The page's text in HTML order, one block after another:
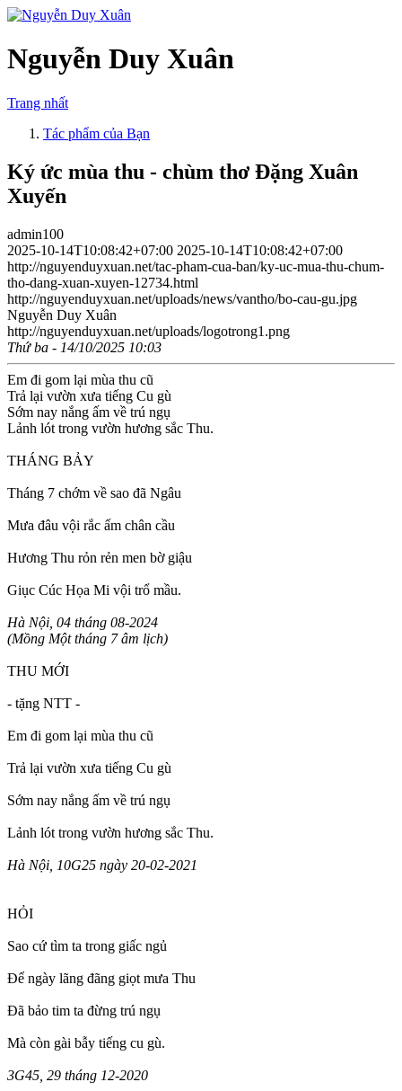
Nguyễn Duy Xuân
Trang nhất
Tác phẩm của Bạn
Ký ức mùa thu - chùm thơ Đặng Xuân
Xuyến
admin100
2025-10-14T10:08:42+07:00 2025-10-14T10:08:42+07:00
http://nguyenduyxuan.net/tac-pham-cua-ban/ky-uc-mua-thu-chum-
tho-dang-xuan-xuyen-12734.html
http://nguyenduyxuan.net/uploads/news/vantho/bo-cau-gu.jpg
Nguyễn Duy Xuân
http://nguyenduyxuan.net/uploads/logotrong1.png
Thứ ba - 14/10/2025 10:03
Em đi gom lại mùa thu cũ
Trả lại vườn xưa tiếng Cu gù
Sớm nay nắng ấm về trú ngụ
Lảnh lót trong vườn hương sắc Thu.
THÁNG BẢY
Tháng 7 chớm về sao đã Ngâu
Mưa đâu vội rắc ấm chân cầu
Hương Thu rỏn rẻn men bờ giậu
Giục Cúc Họa Mi vội trổ mầu.
Hà Nội, 04 tháng 08-2024
(Mồng Một tháng 7 âm lịch)
THU MỚI
- tặng NTT -
Em đi gom lại mùa thu cũ
Trả lại vườn xưa tiếng Cu gù
Sớm nay nắng ấm về trú ngụ
Lảnh lót trong vườn hương sắc Thu.
Hà Nội, 10G25 ngày 20-02-2021
HỎI
Sao cứ tìm ta trong giấc ngủ
Để ngày lãng đãng giọt mưa Thu
Đã bảo tim ta đừng trú ngụ
Mà còn gài bẫy tiếng cu gù.
3G45, 29 tháng 12-2020